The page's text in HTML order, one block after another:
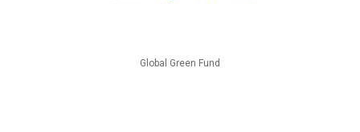
Global Green Fund